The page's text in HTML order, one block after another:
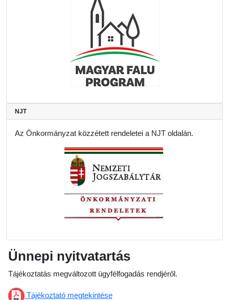
NJT
Az Önkormányzat közzétett rendeletei a NJT oldalán.
Ünnepi nyitvatartás
Tájékoztatás megváltozott ügyfélfogadás rendjéről.
Tájékoztató megtekintése